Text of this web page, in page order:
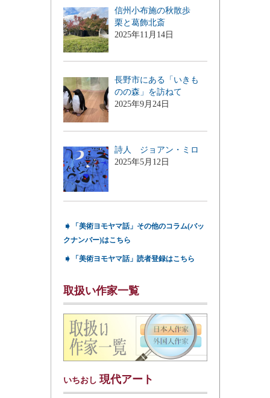
信州小布施の秋散歩
栗と葛飾北斎
2025年11月14日
長野市にある「いきも
のの森」を訪ねて
2025年9月24日
詩人 ジョアン・ミロ
2025年5月12日
➧
「美術ヨモヤマ話」その他のコラム(バッ
クナンバー)はこちら
➧ 「美術ヨモヤマ話」読者登録はこちら
取扱い作家一覧
いちおし 現代アート